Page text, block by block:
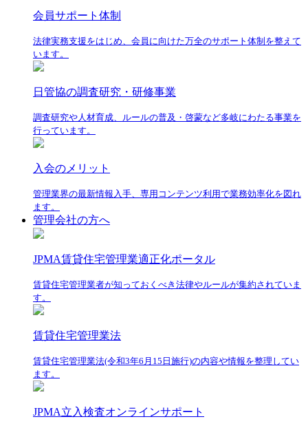
会員サポート体制
法律実務支援をはじめ、会員に向けた万全のサポート体制を整えて
います。
日管協の調査研究・研修事業
調査研究や人材育成、ルールの普及・啓蒙など多岐にわたる事業を
行っています。
入会のメリット
管理業界の最新情報入手、専用コンテンツ利用で業務効率化を図れ
ます。
管理会社の方へ
JPMA賃貸住宅管理業適正化ポータル
賃貸住宅管理業者が知っておくべき法律やルールが集約されていま
す。
賃貸住宅管理業法
賃貸住宅管理業法(令和3年6月15日施行)の内容や情報を整理してい
ます。
JPMA立入検査オンラインサポート